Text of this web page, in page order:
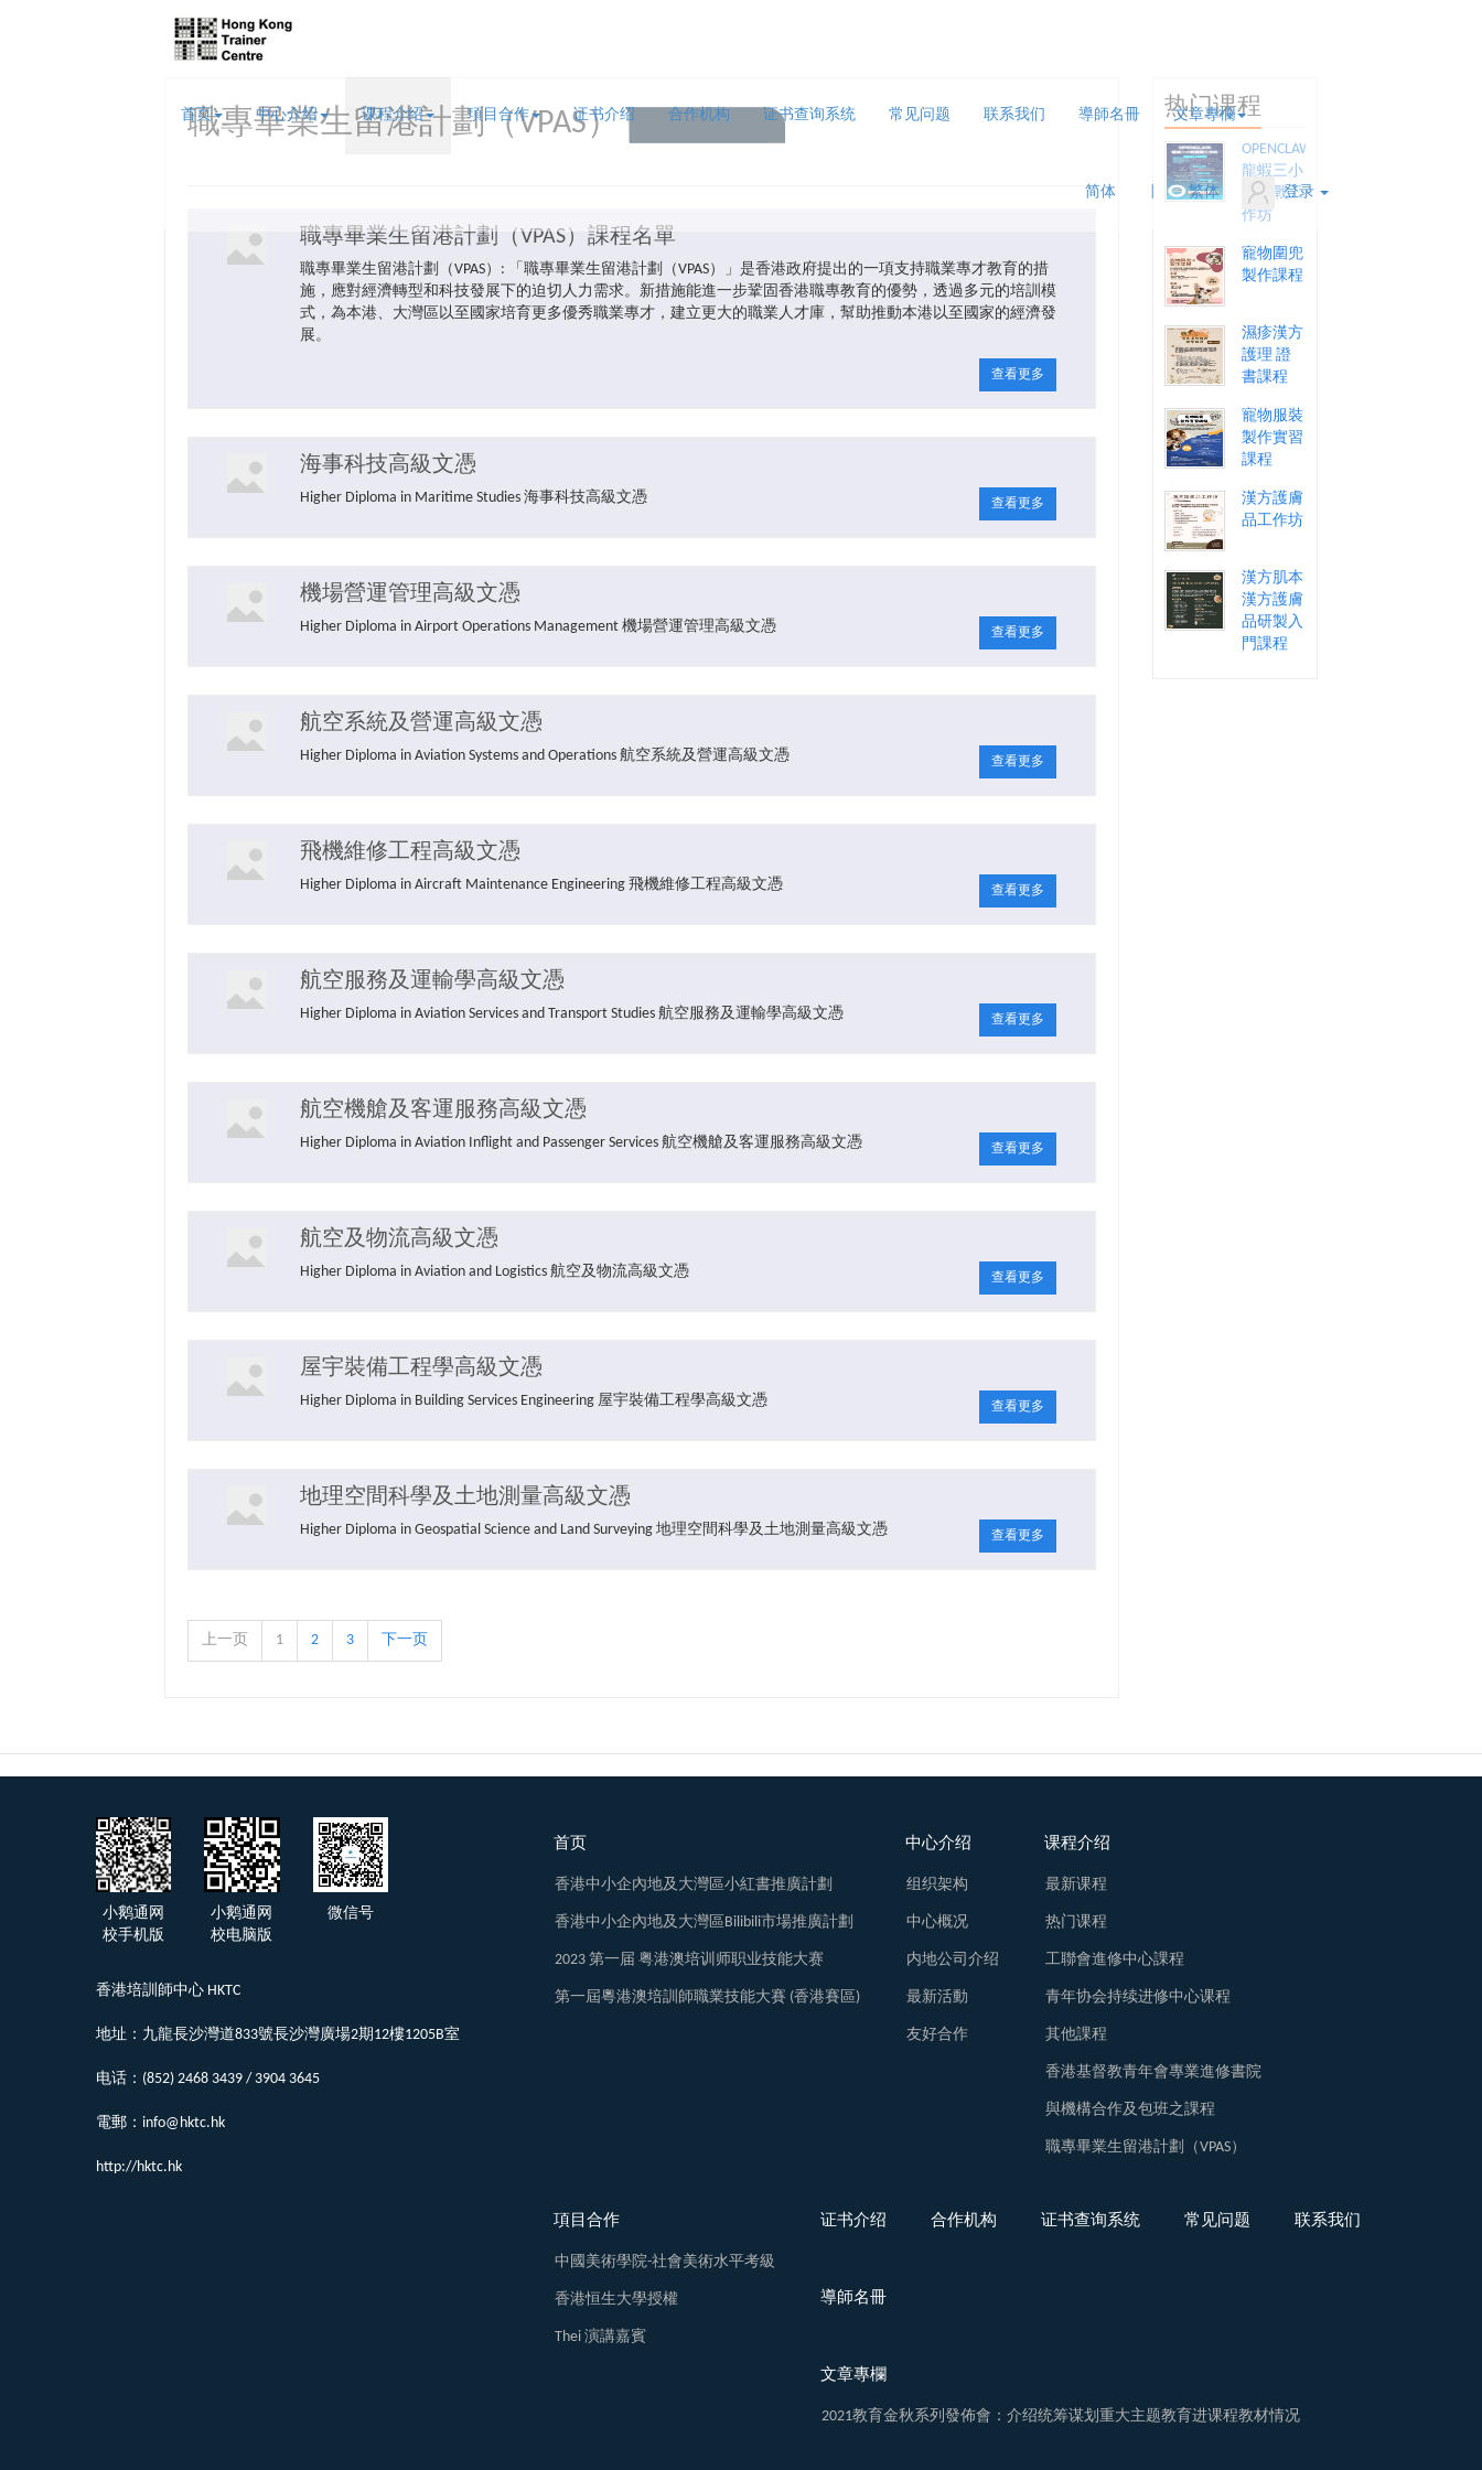
首页 中心介绍 课程介绍 項目合作 证书介绍 合作机构 证书查询系统 常见问题 联系我们 導師名冊 文章專欄
简体 繁体 登录
職專畢業生留港計劃（VPAS）
職專畢業生留港計劃（VPAS）課程名單
職專畢業生留港計劃（VPAS）: 「職專畢業生留港計劃（VPAS）」是香港政府提出的一項支持職業專才教育的措
施，應對經濟轉型和科技發展下的迫切人力需求。新措施能進一步鞏固香港職專教育的優勢，透過多元的培訓模
式，為本港、大灣區以至國家培育更多優秀職業專才，建立更大的職業人才庫，幫助推動本港以至國家的經濟發
展。
查看更多
海事科技高級文憑
Higher Diploma in Maritime Studies 海事科技高級文憑 查看更多
機場營運管理高級文憑
Higher Diploma in Airport Operations Management 機場營運管理高級文憑 查看更多
航空系統及營運高級文憑
Higher Diploma in Aviation Systems and Operations 航空系統及營運高級文憑 查看更多
飛機維修工程高級文憑
Higher Diploma in Aircraft Maintenance Engineering 飛機維修工程高級文憑 查看更多
航空服務及運輸學高級文憑
Higher Diploma in Aviation Services and Transport Studies 航空服務及運輸學高級文憑 查看更多
航空機艙及客運服務高級文憑
Higher Diploma in Aviation Inflight and Passenger Services 航空機艙及客運服務高級文憑 查看更多
航空及物流高級文憑
Higher Diploma in Aviation and Logistics 航空及物流高級文憑 查看更多
屋宇裝備工程學高級文憑
Higher Diploma in Building Services Engineering 屋宇裝備工程學高級文憑 查看更多
地理空間科學及土地測量高級文憑
Higher Diploma in Geospatial Science and Land Surveying 地理空間科學及土地測量高級文憑 查看更多
上一页 1 2 3 下一页
热门课程
OPENCLAW
龍蝦三小
時實戰工
作坊
寵物圍兜
製作課程
濕疹漢方
護理 證
書課程
寵物服裝
製作實習
課程
漢方護膚
品工作坊
漢方肌本
漢方護膚
品研製入
門課程
小鹅通网
校手机版
小鹅通网
校电脑版
微信号
香港培訓師中心 HKTC
地址：九龍長沙灣道833號長沙灣廣場2期12樓1205B室
电话：(852) 2468 3439 / 3904 3645
電郵：info@hktc.hk
http://hktc.hk
首页
香港中小企內地及大灣區小紅書推廣計劃
香港中小企內地及大灣區Bilibili市場推廣計劃
2023 第一届 粤港澳培训师职业技能大赛
第一屆粵港澳培訓師職業技能大賽 (香港賽區)
中心介绍
组织架构
中心概况
内地公司介绍
最新活動
友好合作
课程介绍
最新课程
热门课程
工聯會進修中心課程
青年协会持续进修中心课程
其他課程
香港基督教青年會專業進修書院
與機構合作及包班之課程
職專畢業生留港計劃（VPAS）
項目合作
中國美術學院-社會美術水平考級
香港恒生大學授權
Thei 演講嘉賓
证书介绍 合作机构 证书查询系统 常见问题 联系我们
導師名冊
文章專欄
2021教育金秋系列發佈會：介绍统筹谋划重大主题教育进课程教材情况